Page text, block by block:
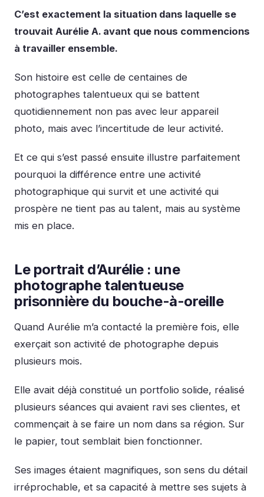
C’est exactement la situation dans laquelle se
trouvait Aurélie A. avant que nous commencions
à travailler ensemble.
Son histoire est celle de centaines de
photographes talentueux qui se battent
quotidiennement non pas avec leur appareil
photo, mais avec l’incertitude de leur activité.
Et ce qui s’est passé ensuite illustre parfaitement
pourquoi la différence entre une activité
photographique qui survit et une activité qui
prospère ne tient pas au talent, mais au système
mis en place.
Le portrait d’Aurélie : une
photographe talentueuse
prisonnière du bouche-à-oreille
Quand Aurélie m’a contacté la première fois, elle
exerçait son activité de photographe depuis
plusieurs mois.
Elle avait déjà constitué un portfolio solide, réalisé
plusieurs séances qui avaient ravi ses clientes, et
commençait à se faire un nom dans sa région. Sur
le papier, tout semblait bien fonctionner.
Ses images étaient magnifiques, son sens du détail
irréprochable, et sa capacité à mettre ses sujets à